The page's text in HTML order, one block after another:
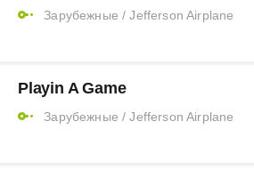
Зарубежные /Jefferson Airplane
Playin A Game
Зарубежные /Jefferson Airplane